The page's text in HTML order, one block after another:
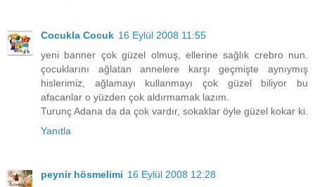
Cocukla Cocuk 16 Eylül 2008 11:55
yeni banner çok güzel olmuş, ellerine sağlık crebro nun.
çocuklarını ağlatan annelere karşı geçmişte aynıymış
hislerimiz, ağlamayı kullanmayı çok güzel biliyor bu
afacanlar o yüzden çok aldırmamak lazım.
Turunç Adana da da çok vardır, sokaklar öyle güzel kokar ki.
Yanıtla
peynir hösmelimi 16 Eylül 2008 12:28